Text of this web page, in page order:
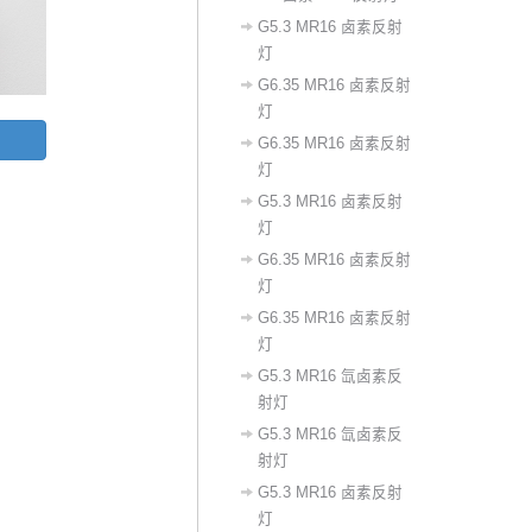
G5.3 MR16 卤素反射
灯
G6.35 MR16 卤素反射
灯
G6.35 MR16 卤素反射
灯
G5.3 MR16 卤素反射
灯
G6.35 MR16 卤素反射
灯
G6.35 MR16 卤素反射
灯
G5.3 MR16 氙卤素反
射灯
G5.3 MR16 氙卤素反
射灯
G5.3 MR16 卤素反射
灯